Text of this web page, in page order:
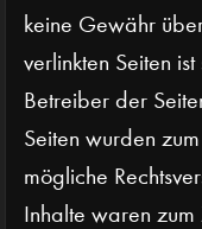
keine Gewähr
verlinkten Seiten
Betreiber der
Seiten wurden
mögliche
Inhalte waren zum